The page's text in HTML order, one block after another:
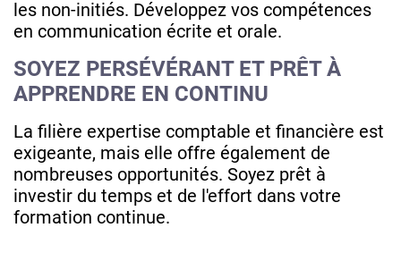
les non-initiés. Développez vos compétences
en communication écrite et orale.
SOYEZ PERSÉVÉRANT ET PRÊT À
APPRENDRE EN CONTINU
La filière expertise comptable et financière est
exigeante, mais elle offre également de
nombreuses opportunités. Soyez prêt à
investir du temps et de l'effort dans votre
formation continue.